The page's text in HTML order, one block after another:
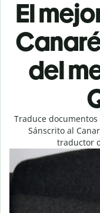
El
del
Traduce
Sánscrito al
traductor